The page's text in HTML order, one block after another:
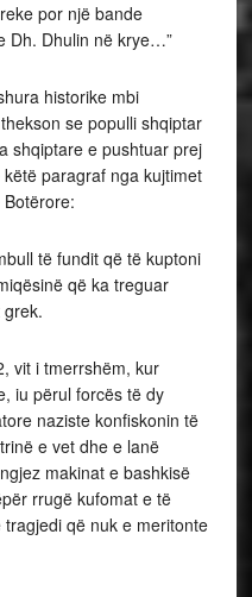
por një bande
Dh. Dhulin në krye…”
historike mbi
se populli shqiptar
shqiptare e pushtuar prej
paragraf nga kujtimet
të fundit që të kuptoni
që ka treguar
i tmerrshëm, kur
iu përul forcës të dy
naziste konfiskonin të
e vet dhe e lanë
makinat e bashkisë
rrugë kufomat e të
që nuk e meritonte